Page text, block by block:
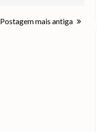
Postagem mais antiga